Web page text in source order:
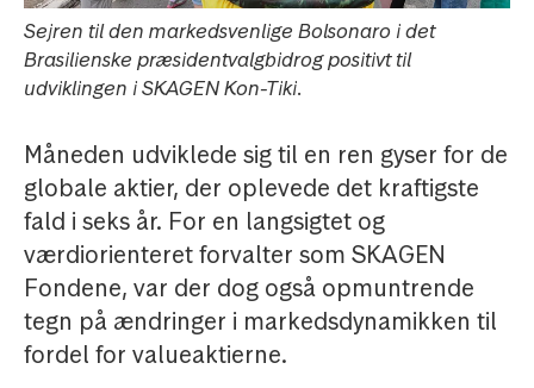
Sejren til den markedsvenlige Bolsonaro i det
Brasilienske præsidentvalgbidrog positivt til
udviklingen i SKAGEN Kon-Tiki.
Måneden udviklede sig til en ren gyser for de
globale aktier, der oplevede det kraftigste
fald i seks år. For en langsigtet og
værdiorienteret forvalter som SKAGEN
Fondene, var der dog også opmuntrende
tegn på ændringer i markedsdynamikken til
fordel for valueaktierne.